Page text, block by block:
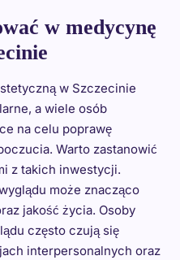
w medycynę
w Szczecinie
a wiele osób
na celu poprawę
Warto zastanowić
z takich inwestycji.
może znacząco
jakość życia. Osoby
często czują się
interpersonalnych oraz